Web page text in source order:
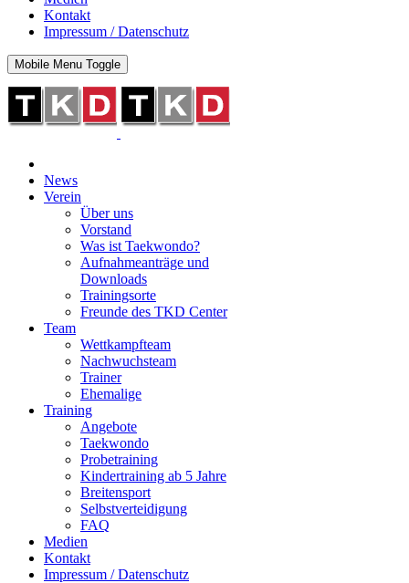
Kontakt
Impressum / Datenschutz
Mobile Menu Toggle
News
Verein
Über uns
Vorstand
Was ist Taekwondo?
Aufnahmeanträge und
Downloads
Trainingsorte
Freunde des TKD Center
Team
Wettkampfteam
Nachwuchsteam
Trainer
Ehemalige
Training
Angebote
Taekwondo
Probetraining
Kindertraining ab 5 Jahre
Breitensport
Selbstverteidigung
FAQ
Medien
Kontakt
Impressum / Datenschutz